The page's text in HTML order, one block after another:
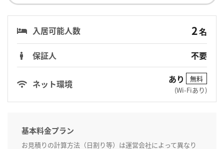
入居可能人数 2名
保証人
不要
ネット環境 あり
無料
(Wi-Fiあり)
基本料金プラン
お見積りの計算方法（日割り等）は運営会社によって異なり